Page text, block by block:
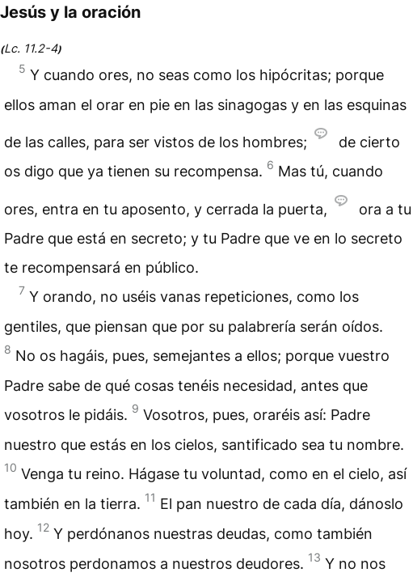
Jesús y la oración
(Lc. 11.2-4)
5 Y cuando ores, no seas como los hipócritas; porque
ellos aman el orar en pie en las sinagogas y en las esquinas
de las calles, para ser vistos de los hombres;
de cierto
os digo que ya tienen su recompensa. 6 Mas tú, cuando
ores, entra en tu aposento, y cerrada la puerta,
ora a tu
Padre que está en secreto; y tu Padre que ve en lo secreto
te recompensará en público.
7 Y orando, no uséis vanas repeticiones, como los
gentiles, que piensan que por su palabrería serán oídos.
8 No os hagáis, pues, semejantes a ellos; porque vuestro
Padre sabe de qué cosas tenéis necesidad, antes que
vosotros le pidáis. 9 Vosotros, pues, oraréis así: Padre
nuestro que estás en los cielos, santificado sea tu nombre.
10 Venga tu reino. Hágase tu voluntad, como en el cielo, así
también en la tierra. 11 El pan nuestro de cada día, dánoslo
hoy. 12 Y perdónanos nuestras deudas, como también
nosotros perdonamos a nuestros deudores. 13 Y no nos